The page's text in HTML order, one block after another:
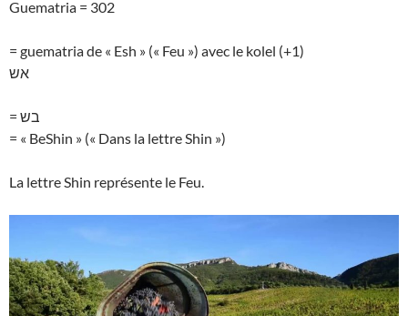
Guematria = 302
= guematria de « Esh » (« Feu ») avec le kolel (+1)
אש
= בש
= « BeShin » (« Dans la lettre Shin »)
La lettre Shin représente le Feu.